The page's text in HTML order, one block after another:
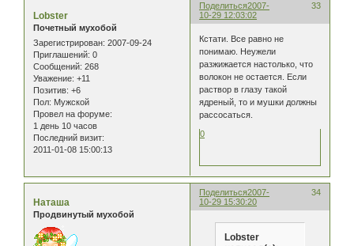
Поделиться 33
2007-
10-29 12:03:02
Lobster
Почетный мухобой
Зарегистрирован: 2007-09-24
Приглашений: 0
Сообщений: 268
Уважение: +11
Позитив: +6
Пол: Мужской
Провел на форуме:
1 день 10 часов
Последний визит:
2011-01-08 15:00:13
Кстати. Все равно не
понимаю. Неужели
разжижается настолько, что
волокон не остается. Если
раствор в глазу такой
ядреный, то и мушки должны
рассосаться.
0
Поделиться 34
2007-
10-29 15:30:20
Наташа
Продвинутый мухобой
Lobster